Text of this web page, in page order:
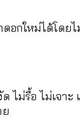
อกใหม่ได้โดยไ
ไม่รื้อ ไม่เจาะ
ย